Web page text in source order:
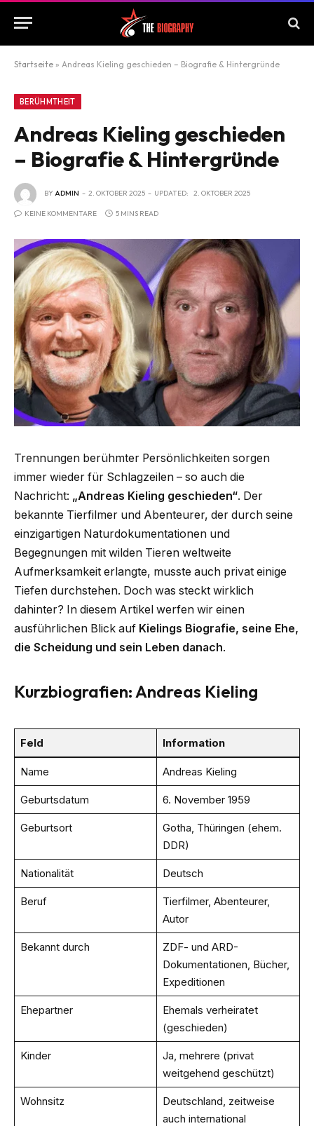
Startseite » Andreas Kieling geschieden – Biografie & Hintergründe
BERÜHMTHEIT
Andreas Kieling geschieden
– Biografie & Hintergründe
BYADMIN 2. OKTOBER 2025 UPDATED: 2. OKTOBER 2025
KEINE KOMMENTARE 5 MINS READ
Trennungen berühmter Persönlichkeiten sorgen
immer wieder für Schlagzeilen – so auch die
Nachricht: „Andreas Kieling geschieden“. Der
bekannte Tierfilmer und Abenteurer, der durch seine
einzigartigen Naturdokumentationen und
Begegnungen mit wilden Tieren weltweite
Aufmerksamkeit erlangte, musste auch privat einige
Tiefen durchstehen. Doch was steckt wirklich
dahinter? In diesem Artikel werfen wir einen
ausführlichen Blick auf Kielings Biografie, seine Ehe,
die Scheidung und sein Leben danach.
Kurzbiografien: Andreas Kieling
Feld Information
Name Andreas Kieling
Geburtsdatum 6. November 1959
Geburtsort
Gotha, Thüringen (ehem.
DDR)
Nationalität Deutsch
Beruf
Tierfilmer, Abenteurer,
Autor
Bekannt durch
ZDF- und ARD-
Dokumentationen, Bücher,
Expeditionen
Ehepartner
Ehemals verheiratet
(geschieden)
Kinder
Ja, mehrere (privat
weitgehend geschützt)
Wohnsitz
Deutschland, zeitweise
auch international